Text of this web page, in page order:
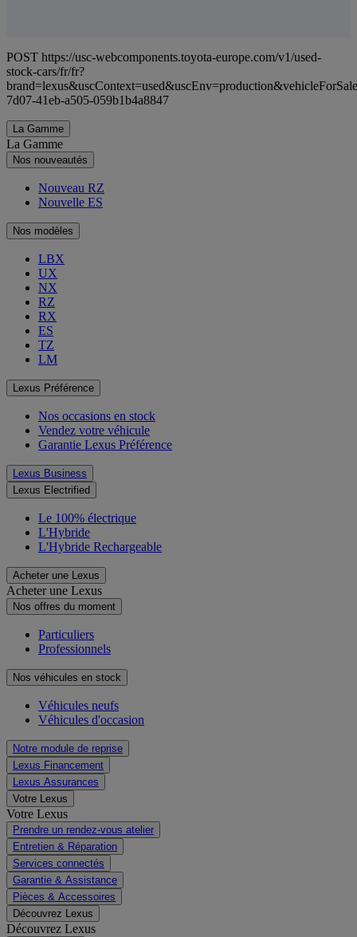
POST https://usc-webcomponents.toyota-europe.com/v1/used-
stock-cars/fr/fr?
7d07-41eb-a505-059b1b4a8847
La Gamme
La Gamme
Nos nouveautés
Nouveau RZ
Nouvelle ES
Nos modèles
LBX
UX
NX
RZ
RX
ES
TZ
LM
Lexus Préférence
Nos occasions en stock
Vendez votre véhicule
Garantie Lexus Préférence
Lexus Business
Lexus Electrified
Le 100% électrique
L'Hybride
L'Hybride Rechargeable
Acheter une Lexus
Acheter une Lexus
Nos offres du moment
Particuliers
Professionnels
Nos véhicules en stock
Véhicules neufs
Véhicules d'occasion
Notre module de reprise
Lexus Financement
Lexus Assurances
Votre Lexus
Votre Lexus
Prendre un rendez-vous atelier
Entretien & Réparation
Services connectés
Garantie & Assistance
Pièces & Accessoires
Découvrez Lexus
Découvrez Lexus